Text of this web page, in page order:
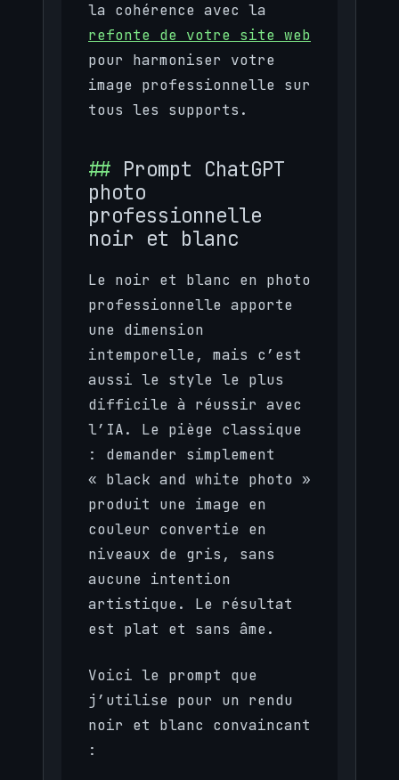
la cohérence avec la
refonte de votre site web
pour harmoniser votre
image professionnelle sur
tous les supports.
Prompt ChatGPT
photo
professionnelle
noir et blanc
Le noir et blanc en photo
professionnelle apporte
une dimension
intemporelle, mais c’est
aussi le style le plus
difficile à réussir avec
l’IA. Le piège classique
: demander simplement
« black and white photo »
produit une image en
couleur convertie en
niveaux de gris, sans
aucune intention
artistique. Le résultat
est plat et sans âme.
Voici le prompt que
j’utilise pour un rendu
noir et blanc convaincant
: